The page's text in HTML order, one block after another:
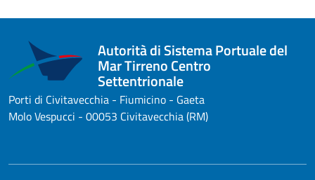
Autorità di Sistema Portuale del
Mar Tirreno Centro
Settentrionale
Porti di Civitavecchia - Fiumicino - Gaeta
Molo Vespucci - 00053 Civitavecchia (RM)